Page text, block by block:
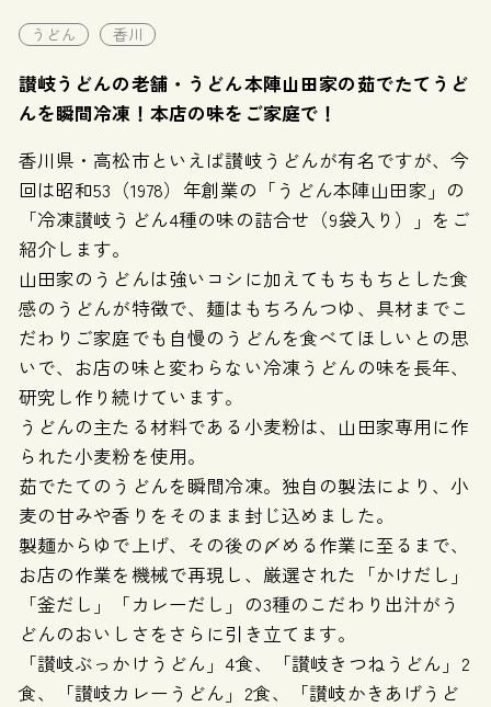
うどん 香川
讃岐うどんの老舗・うどん本陣山田家の茹でたてうど
んを瞬間冷凍！本店の味をご家庭で！
香川県・高松市といえば讃岐うどんが有名ですが、今
回は昭和53（1978）年創業の「うどん本陣山田家」の
「冷凍讃岐うどん4種の味の詰合せ（9袋入り）」をご
紹介します。
山田家のうどんは強いコシに加えてもちもちとした食
感のうどんが特徴で、麺はもちろんつゆ、具材までこ
だわりご家庭でも自慢のうどんを食べてほしいとの思
いで、お店の味と変わらない冷凍うどんの味を長年、
研究し作り続けています。
うどんの主たる材料である小麦粉は、山田家専用に作
られた小麦粉を使用。
茹でたてのうどんを瞬間冷凍。独自の製法により、小
麦の甘みや香りをそのまま封じ込めました。
製麺からゆで上げ、その後の〆める作業に至るまで、
お店の作業を機械で再現し、厳選された「かけだし」
「釜だし」「カレーだし」の3種のこだわり出汁がう
どんのおいしさをさらに引き立てます。
「讃岐ぶっかけうどん」4食、「讃岐きつねうどん」2
食、「讃岐カレーうどん」2食、「讃岐かきあげうど